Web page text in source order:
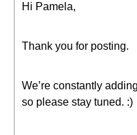
Hi Pamela,
Thank you for posting.
We’re constantly
so please stay tuned. :)